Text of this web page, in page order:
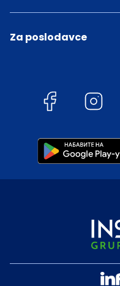
Za poslodavce